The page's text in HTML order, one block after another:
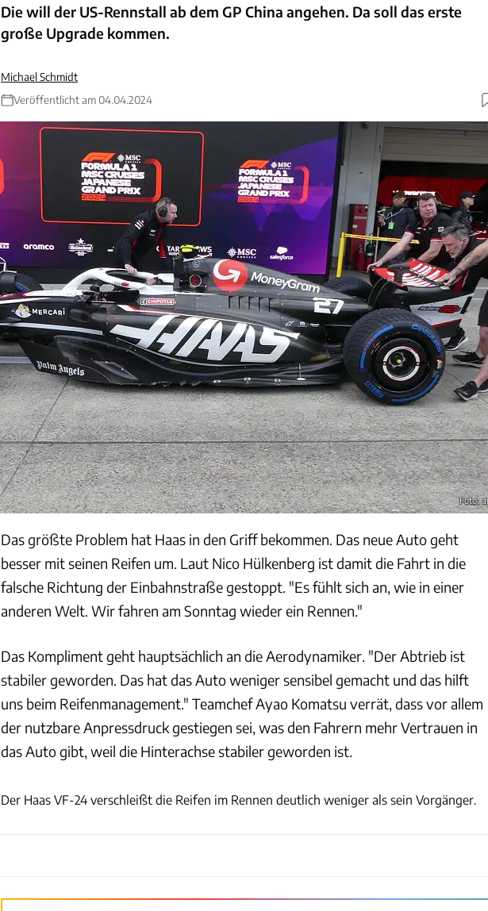
Die will der US-Rennstall ab dem GP China angehen. Da soll das erste
große Upgrade kommen.
Michael Schmidt
Veröffentlicht am 04.04.2024
Foto:
Das größte Problem hat Haas in den Griff bekommen. Das neue Auto geht
besser mit seinen Reifen um. Laut Nico Hülkenberg ist damit die Fahrt in die
falsche Richtung der Einbahnstraße gestoppt. "Es fühlt sich an, wie in einer
anderen Welt. Wir fahren am Sonntag wieder ein Rennen."
Das Kompliment geht hauptsächlich an die Aerodynamiker. "Der Abtrieb ist
stabiler geworden. Das hat das Auto weniger sensibel gemacht und das hilft
uns beim Reifenmanagement." Teamchef Ayao Komatsu verrät, dass vor allem
der nutzbare Anpressdruck gestiegen sei, was den Fahrern mehr Vertrauen in
das Auto gibt, weil die Hinterachse stabiler geworden ist.
Der Haas VF-24 verschleißt die Reifen im Rennen deutlich weniger als sein Vorgänger.